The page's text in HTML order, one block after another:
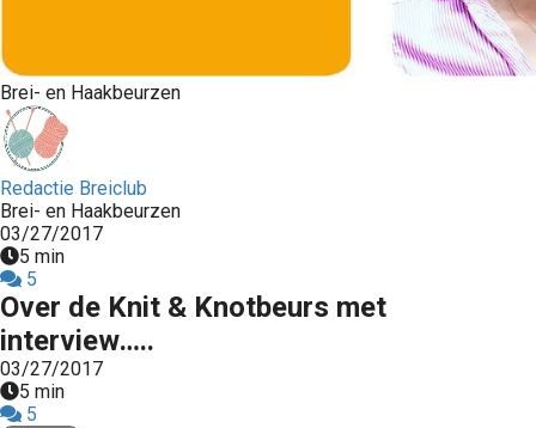
Brei- en Haakbeurzen
Redactie Breiclub
Brei- en Haakbeurzen
03/27/2017
5 min
5
Over de Knit & Knotbeurs met
interview…..
03/27/2017
5 min
5